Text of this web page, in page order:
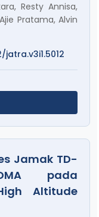
Resty Annisa,
Pratama, Alvin
Jamak TD-
pada
Altitude